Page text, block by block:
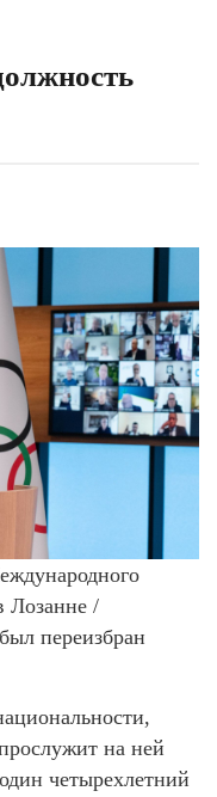
Лозанне /
переизбран
на ней
четырехлетний